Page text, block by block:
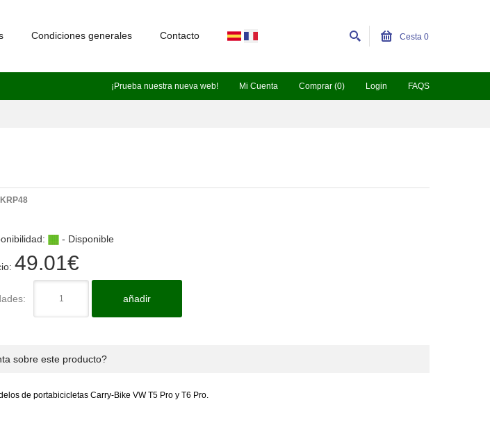
¡Prueba nuestra nueva web! Mi Cuenta Comprar (0) Login FAQS
Condiciones generales Contacto Cesta 0
KRP48
- Disponible
49.01€
añadir
sobre este producto?
de portabicicletas Carry-Bike VW T5 Pro y T6 Pro.